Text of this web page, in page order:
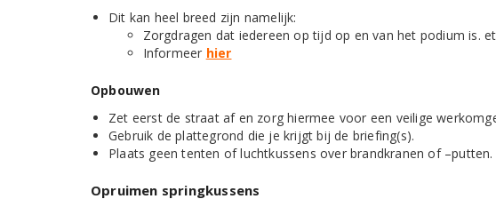
Dit kan heel breed zijn namelijk:
Zorgdragen dat iedereen op tijd op en van het podium is.
Informeer hier
Opbouwen
Zet eerst de straat af en zorg hiermee voor een veilige
Gebruik de plattegrond die je krijgt bij de briefing(s).
Plaats geen tenten of luchtkussens over brandkranen of –putten.
Opruimen springkussens